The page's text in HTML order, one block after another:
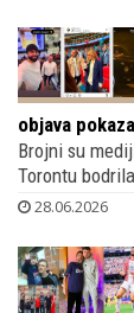
objava
Brojni su
Torontu
28.06.2026